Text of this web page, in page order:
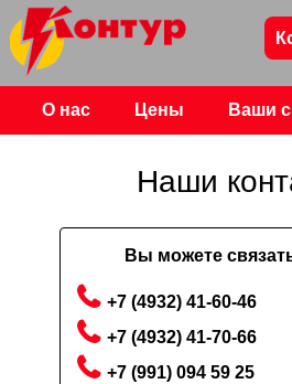
О нас Цены Ваши
Наши
Вы можете
+7 (4932) 41-60-46
+7 (4932) 41-70-66
+7 (991) 094 59 25